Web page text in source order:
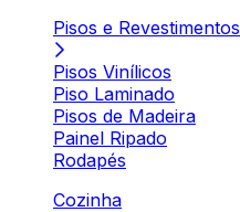
Pisos e Revestimentos
Pisos Vinílicos
Piso Laminado
Pisos de Madeira
Painel Ripado
Rodapés
Cozinha